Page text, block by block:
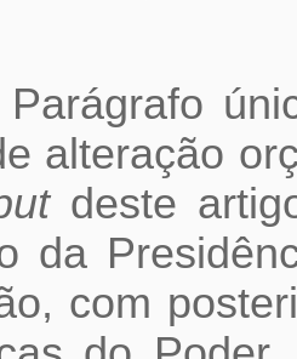
Parágrafo
alteração
deste
da
com